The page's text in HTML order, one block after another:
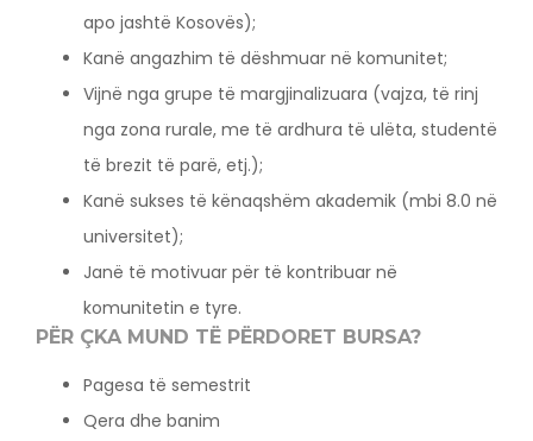
apo jashtë Kosovës);
Kanë angazhim të dëshmuar në komunitet;
Vijnë nga grupe të margjinalizuara (vajza, të rinj
nga zona rurale, me të ardhura të ulëta, studentë
të brezit të parë, etj.);
Kanë sukses të kënaqshëm akademik (mbi 8.0 në
universitet);
Janë të motivuar për të kontribuar në
komunitetin e tyre.
PËR ÇKA MUND TË PËRDORET BURSA?
Pagesa të semestrit
Qera dhe banim